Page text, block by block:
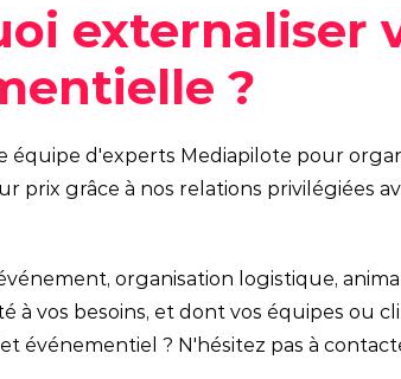
externaliser
?
équipe d'experts Mediapilote pour
prix grâce à nos relations privilégiées
organisation logistique,
à vos besoins, et dont vos équipes ou
événementiel ? N'hésitez pas à